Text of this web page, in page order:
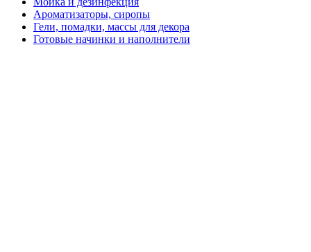
Ароматизаторы, сиропы
Гели, помадки, массы для декора
Готовые начинки и наполнители